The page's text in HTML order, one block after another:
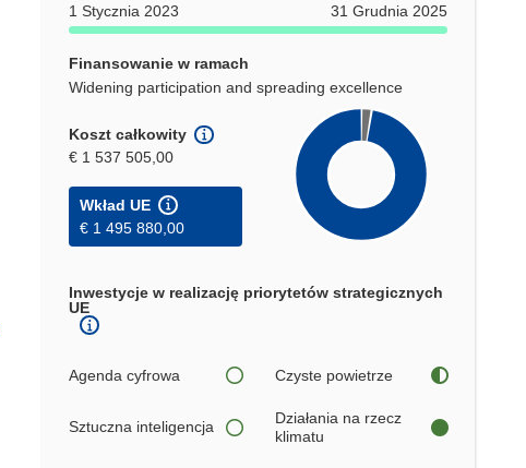
1 Stycznia 2023
31 Grudnia 2025
Finansowanie w ramach
Widening participation and spreading excellence
Koszt całkowity
€ 1 537 505,00
Wkład UE
€ 1 495 880,00
Inwestycje w realizację priorytetów strategicznych
UE
Agenda cyfrowa Czyste powietrze
Sztuczna inteligencja
Działania na rzecz
klimatu